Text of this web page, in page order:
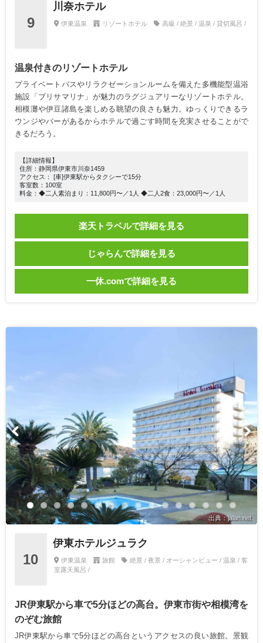
9
川奈ホテル
伊東温泉 リゾートホテル 高級 / 絶景 / 温泉 / 貸切風呂 /
温泉付きのリゾートホテル
プライベートバスやリラクゼーションルームを備えた多機能型温浴
施設「ブリサマリナ」が魅力のラグジュアリーなリゾートホテル。
相模灘や伊豆諸島を楽しめる眺望の良さも魅力。ゆっくりできるラ
ウンジやバーがあるからホテルで過ごす時間を充実させることがで
きるだろう。
【詳細情報】
住所：静岡県伊東市川奈1459
アクセス： [車]伊東駅からタクシーで15分
客室数：100室
料金：◆二人素泊まり：11,800円〜／1人 ◆二人2食：23,000円〜／1人
楽天トラベルで詳細を見る
じゃらんで詳細を見る
一休.comで詳細を見る
出典：jalan.net
10
伊東ホテルジュラク
伊東温泉 旅館
絶景 / 夜景 / オーシャンビュー / 温泉 / 客
室露天風呂 /
JR伊東駅から車で5分ほどの高台。伊東市街や相模湾を
のぞむ旅館
JR伊東駅から車で5分ほどの高台というアクセスの良い旅館。景観